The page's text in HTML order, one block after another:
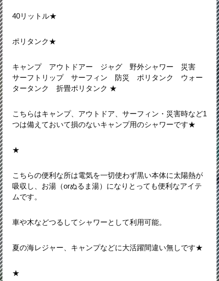
40リットル★
ポリタンク★
キャンプ アウトドアー ジャグ 野外シャワー 災害
サーフトリップ サーフィン 防災 ポリタンク ウォー
タータンク 折畳ポリタンク ★
こちらはキャンプ、アウトドア、サーフィン・災害時など1
つは備えておいて損のないキャンプ用のシャワーです★
★
こちらの便利な所は電気を一切使わず黒い本体に太陽熱が
吸収し、お湯（orぬるま湯）になりとっても便利なアイテ
ムです。
車や木などつるしてシャワーとして利用可能。
夏の海レジャー、キャンプなどに大活躍間違い無しです★
★